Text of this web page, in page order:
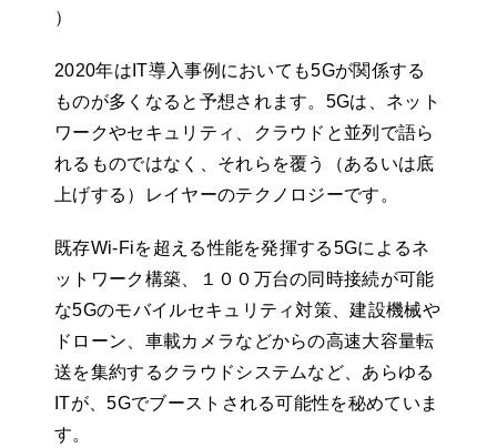
）
2020年はIT導入事例においても5Gが関係する
ものが多くなると予想されます。5Gは、ネット
ワークやセキュリティ、クラウドと並列で語ら
れるものではなく、それらを覆う（あるいは底
上げする）レイヤーのテクノロジーです。
既存Wi-Fiを超える性能を発揮する5Gによるネ
ットワーク構築、１００万台の同時接続が可能
な5Gのモバイルセキュリティ対策、建設機械や
ドローン、車載カメラなどからの高速大容量転
送を集約するクラウドシステムなど、あらゆる
ITが、5Gでブーストされる可能性を秘めていま
す。